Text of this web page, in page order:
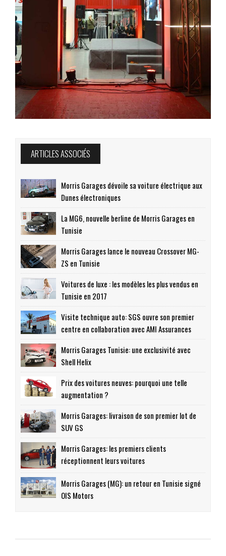
ARTICLES ASSOCIÉS
Morris Garages dévoile sa voiture électrique aux
Dunes électroniques
La MG6, nouvelle berline de Morris Garages en
Tunisie
Morris Garages lance le nouveau Crossover MG-
ZS en Tunisie
Voitures de luxe : les modèles les plus vendus en
Tunisie en 2017
Visite technique auto: SGS ouvre son premier
centre en collaboration avec AMI Assurances
Morris Garages Tunisie: une exclusivité avec
Shell Helix
Prix des voitures neuves: pourquoi une telle
augmentation ?
Morris Garages: livraison de son premier lot de
SUV GS
Morris Garages: les premiers clients
réceptionnent leurs voitures
Morris Garages (MG): un retour en Tunisie signé
OIS Motors